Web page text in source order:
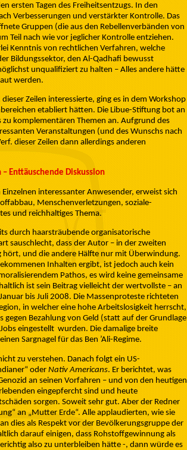
ersten Tagen des Freiheitsentzugs. In den
Verbesserungen und verstärkter Kontrolle. Das
Gruppen (die aus den Rebellenverbänden von
Teil nach wie vor jeglicher Kontrolle entziehen.
Kenntnis von rechtlichen Verfahren, welche
Bildungssektor, den Al-Qadhafi bewusst
unqualifiziert zu halten – Alles andere hätte
werden.
Zeilen interessierte, ging es in dem Workshop
etabliert hätten. Die Libue-Stiftung bot an
komplementären Themen an. Aufgrund des
Veranstaltungen (und des Wunschs nach
dieser Zeilen dann allerdings anderen
Enttäuschende Diskussion
interessanter Anwesender, erweist sich
Menschenverletzungen, soziale-
und reichhaltiges Thema.
durch haarsträubende organisatorische
sauschlecht, dass der Autor – in der zweiten
hört, und die andere Hälfte nur mit Überwindung.
Inhalten ergibt, ist jedoch auch kein
Pathos, es wird keine gemeinsame
ist sein Beitrag vielleicht der wertvollste – an
bis Juli 2008. Die Massenproteste richteten
in welcher eine hohe Arbeitslosigkeit herrscht,
Bezahlung von Geld (statt auf der Grundlage
eingestellt wurden. Die damalige breite
Sargnagel für das Ben ’Ali-Regime.
zu verstehen. Danach folgt ein US-
oder Nativ Americans. Er berichtet, was
an seinen Vorfahren – und von den heutigen
eingepfercht sind und heute
sorgen. Soweit sehr gut. Aber der Redner
an „Mutter Erde“. Alle applaudierten, wie sie
dies als Respekt vor der Bevölkerungsgruppe der
darauf einigen, dass Rohstoffgewinnung als
also zu unterbleiben hätte -, dann würde es